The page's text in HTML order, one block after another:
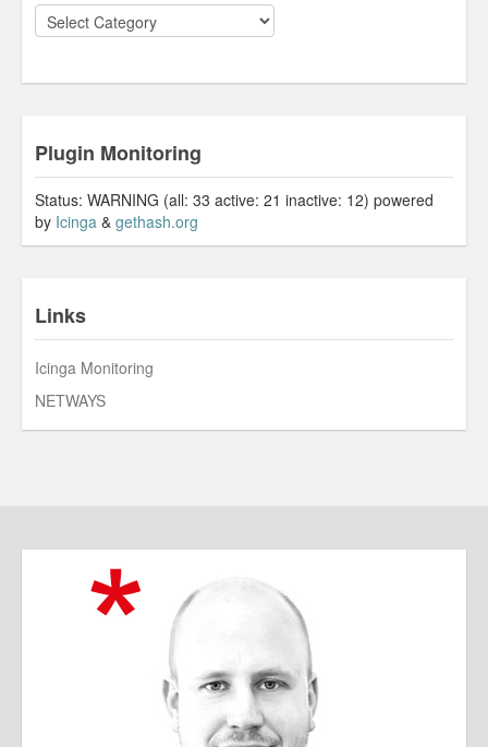
Plugin Monitoring
Status: WARNING (all: 33 active: 21 inactive: 12) powered
by Icinga & gethash.org
Links
Icinga Monitoring
NETWAYS